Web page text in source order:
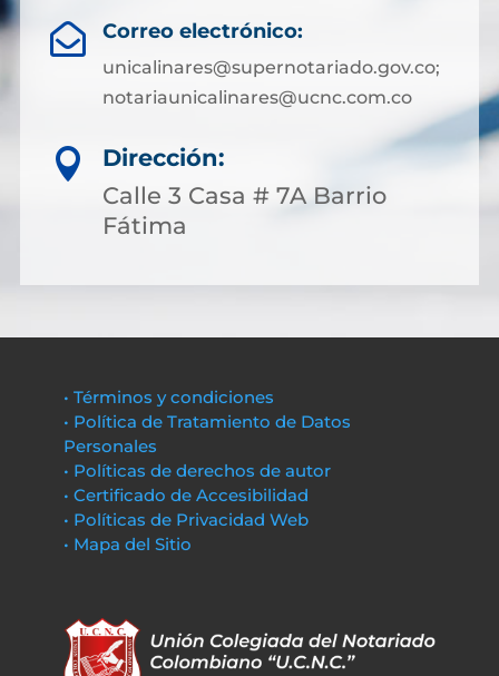
 Correo electrónico:
unicalinares@supernotariado.gov.co;
notariaunicalinares@ucnc.com.co

Dirección:
Calle 3 Casa # 7A Barrio
Fátima
• Términos y condiciones
• Política de Tratamiento de Datos
Personales
• Políticas de derechos de autor
• Certificado de Accesibilidad
• Políticas de Privacidad Web
• Mapa del Sitio